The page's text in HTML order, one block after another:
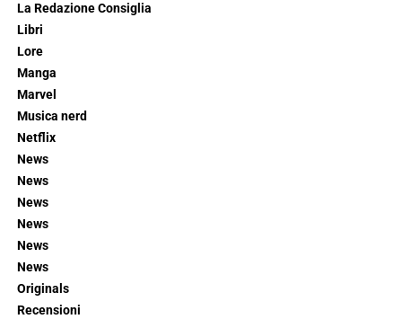
La Redazione Consiglia
Libri
Lore
Manga
Marvel
Musica nerd
Netflix
News
News
News
News
News
News
Originals
Recensioni